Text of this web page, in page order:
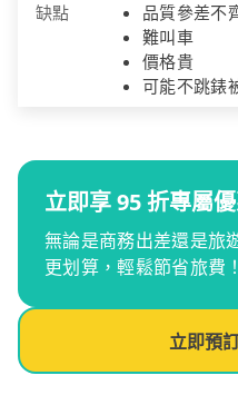
缺點
品質參差不
難叫車
價格貴
可能不跳錶
立即享 95 折專屬
無論是商務出差還是旅
更划算，輕鬆節省旅費！
立即預